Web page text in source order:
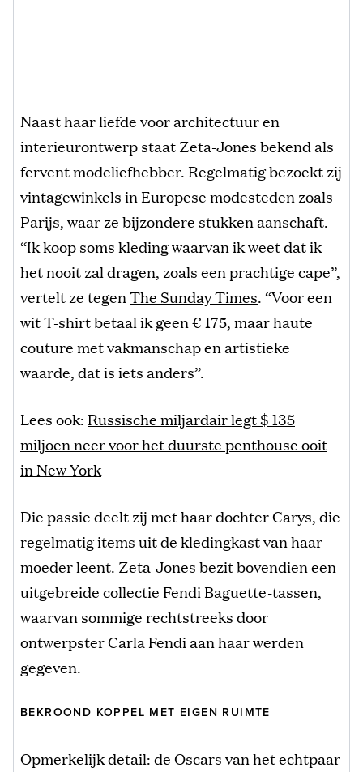
Naast haar liefde voor architectuur en
interieurontwerp staat Zeta-Jones bekend als
fervent modeliefhebber. Regelmatig bezoekt zij
vintagewinkels in Europese modesteden zoals
Parijs, waar ze bijzondere stukken aanschaft.
“Ik koop soms kleding waarvan ik weet dat ik
het nooit zal dragen, zoals een prachtige cape”,
vertelt ze tegenThe Sunday Times. “Voor een
wit T-shirt betaal ik geen € 175, maar haute
couture met vakmanschap en artistieke
waarde, dat is iets anders”.
Lees ook: Russische miljardair legt $ 135
miljoen neer voor het duurste penthouse ooit
in New York
Die passie deelt zij met haar dochter Carys, die
regelmatig items uit de kledingkast van haar
moeder leent. Zeta-Jones bezit bovendien een
uitgebreide collectie Fendi Baguette-tassen,
waarvan sommige rechtstreeks door
ontwerpster Carla Fendi aan haar werden
gegeven.
BEKROOND KOPPEL MET EIGEN RUIMTE
Opmerkelijk detail: de Oscars van het echtpaar